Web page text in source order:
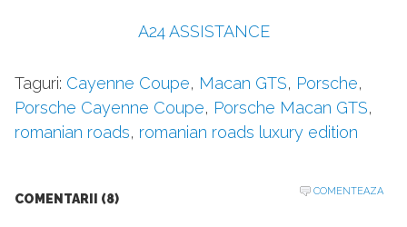
A24 ASSISTANCE
Taguri: Cayenne Coupe, Macan GTS, Porsche,
Porsche Cayenne Coupe, Porsche Macan GTS,
romanian roads, romanian roads luxury edition
COMENTARII (8)
COMENTEAZA